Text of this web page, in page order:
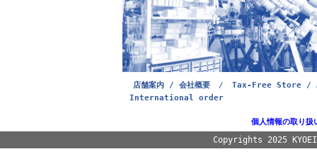
店舗案内 / 会社概要 /
Tax-Free Store /
International order
個人情報の取り扱
Copyrights 2025